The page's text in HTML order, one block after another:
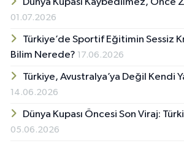
Dünya Kupası Kaybedilmez, Önce
01.07.2026
Türkiye’de Sportif Eğitimin Sessiz
Bilim Nerede? 17.06.2026
Türkiye, Avustralya’ya Değil Kendi
14.06.2026
Dünya Kupası Öncesi Son Viraj:
05.06.2026